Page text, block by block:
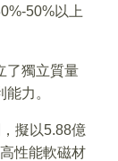
50%以上
了獨立質量
力。
擬以5.88億
性能軟磁材